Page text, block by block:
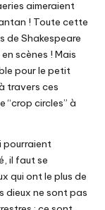
aimeraient
! Toute cette
de Shakespeare
scènes ! Mais
pour le petit
travers ces
“crop circles” à
pourraient
il faut se
qui ont le plus de
dieux ne sont pas